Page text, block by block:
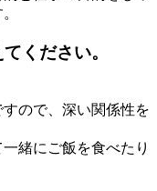
ください。
ので、深い関係性を
緒にご飯を食べたり